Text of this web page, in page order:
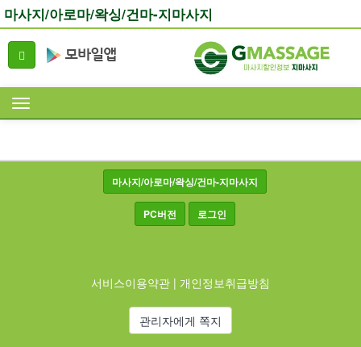
마사지/아로마/왁싱/건마-지마사지
마사지/아로마/왁싱/건마-지마사지
PC버전 로그인
서비스이용약관 | 개인정보취급방침
관리자에게 쪽지